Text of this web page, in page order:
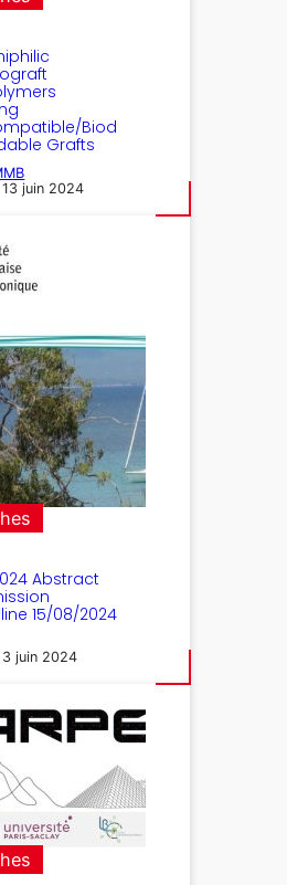
Biod
Grafts
13 juin 2024
Abstract
15/08/2024
3 juin 2024